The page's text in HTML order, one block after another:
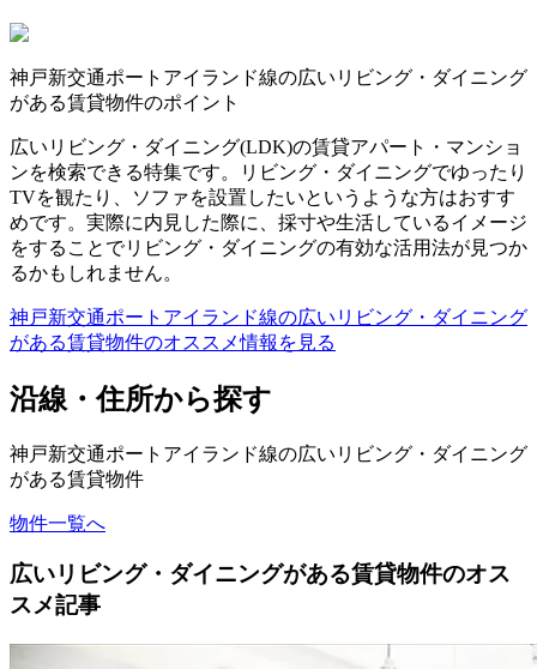
神戸新交通ポートアイランド線の広いリビング・ダイニング
がある賃貸物件のポイント
広いリビング・ダイニング(LDK)の賃貸アパート・マンショ
ンを検索できる特集です。リビング・ダイニングでゆったり
TVを観たり、ソファを設置したいというような方はおすす
めです。実際に内見した際に、採寸や生活しているイメージ
をすることでリビング・ダイニングの有効な活用法が見つか
るかもしれません。
神戸新交通ポートアイランド線の広いリビング・ダイニング
がある賃貸物件のオススメ情報を見る
沿線・住所から探す
神戸新交通ポートアイランド線の広いリビング・ダイニング
がある賃貸物件
物件一覧へ
広いリビング・ダイニングがある賃貸物件のオス
スメ記事